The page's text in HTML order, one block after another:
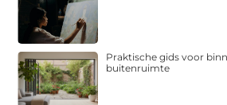
Praktische gids voor
buitenruimte